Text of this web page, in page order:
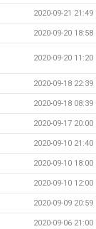
2020-09-21 21:49
2020-09-20 18:58
2020-09-20 11:20
2020-09-18 22:39
2020-09-18 08:39
2020-09-17 20:00
2020-09-10 21:40
2020-09-10 18:00
2020-09-10 12:00
2020-09-09 20:59
2020-09-06 21:00